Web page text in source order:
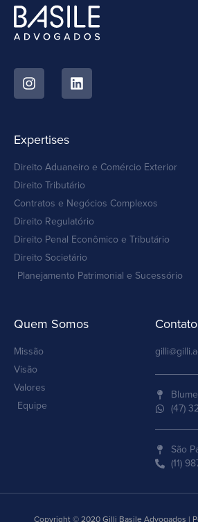
Expertises
Direito Aduaneiro e Comércio Exterior
Direito Tributário
Contratos e Negócios Complexos
Direito Regulatório
Direito Penal Econômico e Tributário
Direito Societário
Planejamento Patrimonial e Sucessório
Quem Somos
Missão
Visão
Valores
Equipe
Contato
(47)
São
(11)
Copyright © 2020 Gilli Basile Advogados |